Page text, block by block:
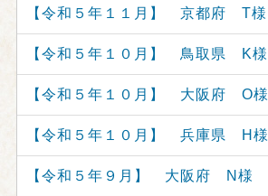
【令和５年１１月】 京都府 T様
【令和５年１０月】 鳥取県 K様
【令和５年１０月】 大阪府 O様
【令和５年１０月】 兵庫県 H様
【令和５年９月】 大阪府 N様